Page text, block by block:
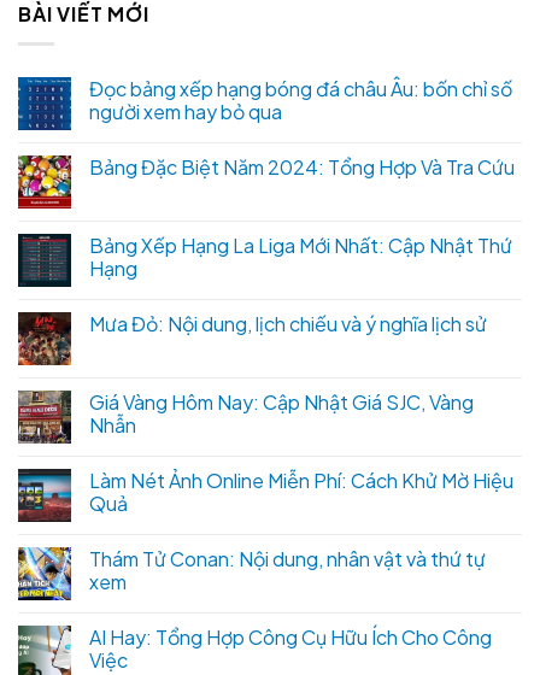
BÀI VIẾT MỚI
Đọc bảng xếp hạng bóng đá châu Âu: bốn chỉ số
người xem hay bỏ qua
Bảng Đặc Biệt Năm 2024: Tổng Hợp Và Tra Cứu
Bảng Xếp Hạng La Liga Mới Nhất: Cập Nhật Thứ
Hạng
Mưa Đỏ: Nội dung, lịch chiếu và ý nghĩa lịch sử
Giá Vàng Hôm Nay: Cập Nhật Giá SJC, Vàng
Nhẫn
Làm Nét Ảnh Online Miễn Phí: Cách Khử Mờ Hiệu
Quả
Thám Tử Conan: Nội dung, nhân vật và thứ tự
xem
AI Hay: Tổng Hợp Công Cụ Hữu Ích Cho Công
Việc